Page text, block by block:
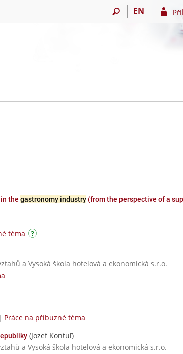
EN
the gastronomy industry (from the perspective of a
téma
a Vysoká škola hotelová a ekonomická s.r.o.
Práce na příbuzné téma
(Jozef Kontuľ)
a Vysoká škola hotelová a ekonomická s.r.o.